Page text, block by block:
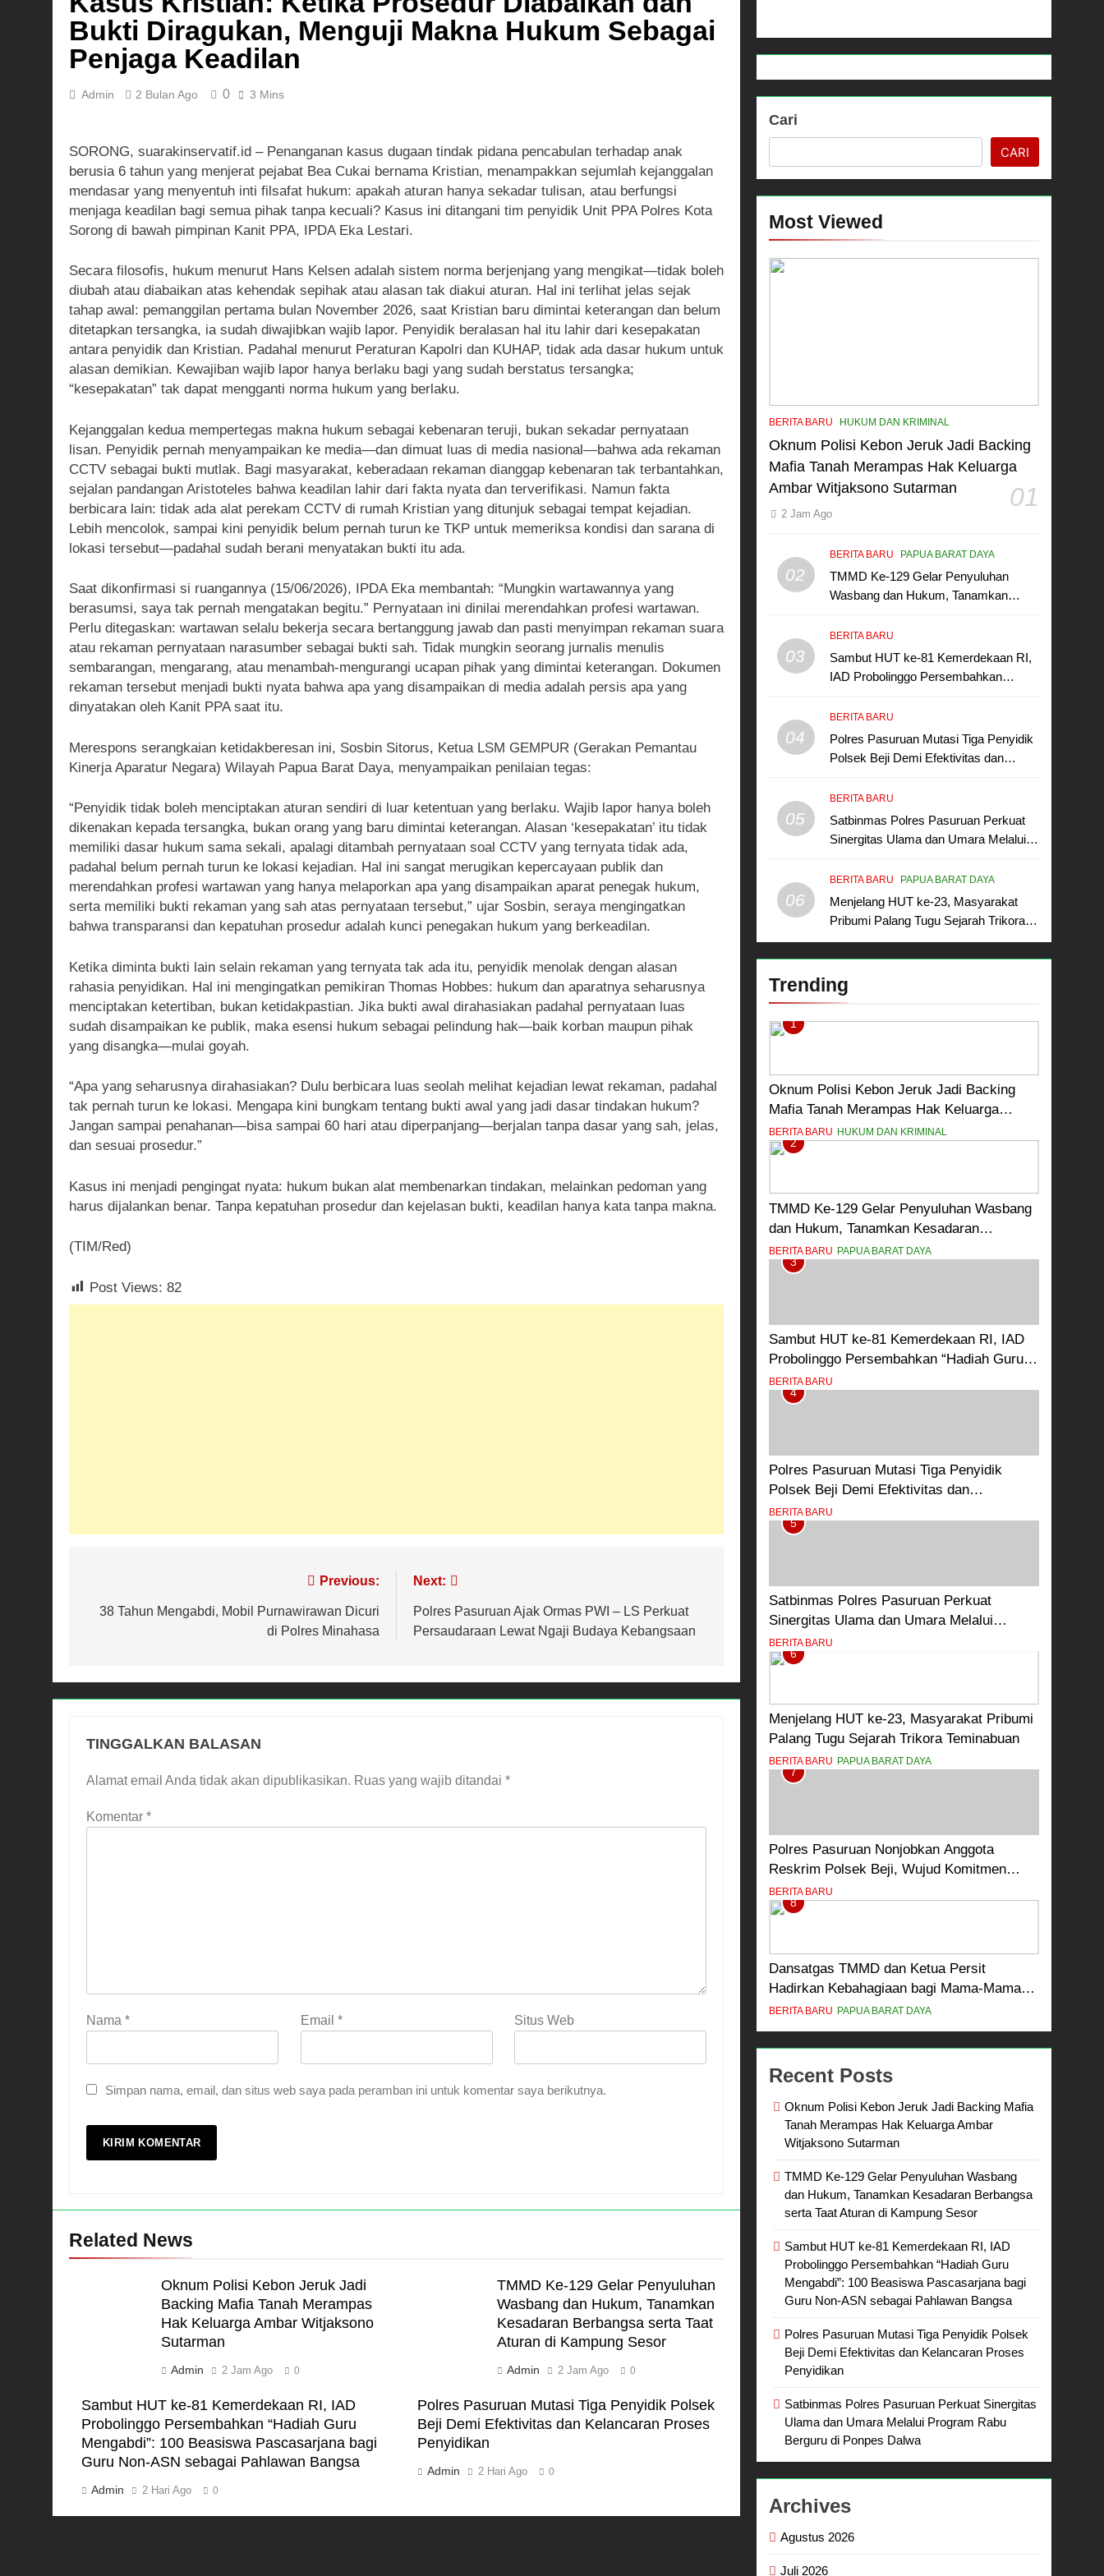
2 Hari Ago
Bukti Diragukan, Menguji Makna Hukum Sebagai
Penjaga Keadilan
Admin 2 Bulan Ago 0 3 Mins
SORONG, suarakinservatif.id – Penanganan kasus dugaan tindak pidana pencabulan terhadap anak
berusia 6 tahun yang menjerat pejabat Bea Cukai bernama Kristian, menampakkan sejumlah kejanggalan
mendasar yang menyentuh inti filsafat hukum: apakah aturan hanya sekadar tulisan, atau berfungsi
menjaga keadilan bagi semua pihak tanpa kecuali? Kasus ini ditangani tim penyidik Unit PPA Polres Kota
Sorong di bawah pimpinan Kanit PPA, IPDA Eka Lestari.
Secara filosofis, hukum menurut Hans Kelsen adalah sistem norma berjenjang yang mengikat—tidak boleh
diubah atau diabaikan atas kehendak sepihak atau alasan tak diakui aturan. Hal ini terlihat jelas sejak
tahap awal: pemanggilan pertama bulan November 2026, saat Kristian baru dimintai keterangan dan belum
ditetapkan tersangka, ia sudah diwajibkan wajib lapor. Penyidik beralasan hal itu lahir dari kesepakatan
antara penyidik dan Kristian. Padahal menurut Peraturan Kapolri dan KUHAP, tidak ada dasar hukum untuk
alasan demikian. Kewajiban wajib lapor hanya berlaku bagi yang sudah berstatus tersangka;
“kesepakatan” tak dapat mengganti norma hukum yang berlaku.
Kejanggalan kedua mempertegas makna hukum sebagai kebenaran teruji, bukan sekadar pernyataan
lisan. Penyidik pernah menyampaikan ke media—dan dimuat luas di media nasional—bahwa ada rekaman
CCTV sebagai bukti mutlak. Bagi masyarakat, keberadaan rekaman dianggap kebenaran tak terbantahkan,
sejalan pandangan Aristoteles bahwa keadilan lahir dari fakta nyata dan terverifikasi. Namun fakta
berbicara lain: tidak ada alat perekam CCTV di rumah Kristian yang ditunjuk sebagai tempat kejadian.
Lebih mencolok, sampai kini penyidik belum pernah turun ke TKP untuk memeriksa kondisi dan sarana di
lokasi tersebut—padahal sudah berani menyatakan bukti itu ada.
Saat dikonfirmasi si ruangannya (15/06/2026), IPDA Eka membantah: “Mungkin wartawannya yang
berasumsi, saya tak pernah mengatakan begitu.” Pernyataan ini dinilai merendahkan profesi wartawan.
Perlu ditegaskan: wartawan selalu bekerja secara bertanggung jawab dan pasti menyimpan rekaman suara
atau rekaman pernyataan narasumber sebagai bukti sah. Tidak mungkin seorang jurnalis menulis
sembarangan, mengarang, atau menambah‑mengurangi ucapan pihak yang dimintai keterangan. Dokumen
rekaman tersebut menjadi bukti nyata bahwa apa yang disampaikan di media adalah persis apa yang
dinyatakan oleh Kanit PPA saat itu.
Merespons serangkaian ketidakberesan ini, Sosbin Sitorus, Ketua LSM GEMPUR (Gerakan Pemantau
Kinerja Aparatur Negara) Wilayah Papua Barat Daya, menyampaikan penilaian tegas:
“Penyidik tidak boleh menciptakan aturan sendiri di luar ketentuan yang berlaku. Wajib lapor hanya boleh
dikenakan kepada tersangka, bukan orang yang baru dimintai keterangan. Alasan ‘kesepakatan’ itu tidak
memiliki dasar hukum sama sekali, apalagi ditambah pernyataan soal CCTV yang ternyata tidak ada,
padahal belum pernah turun ke lokasi kejadian. Hal ini sangat merugikan kepercayaan publik dan
merendahkan profesi wartawan yang hanya melaporkan apa yang disampaikan aparat penegak hukum,
serta memiliki bukti rekaman yang sah atas pernyataan tersebut,” ujar Sosbin, seraya mengingatkan
bahwa transparansi dan kepatuhan prosedur adalah kunci penegakan hukum yang berkeadilan.
Ketika diminta bukti lain selain rekaman yang ternyata tak ada itu, penyidik menolak dengan alasan
rahasia penyidikan. Hal ini mengingatkan pemikiran Thomas Hobbes: hukum dan aparatnya seharusnya
menciptakan ketertiban, bukan ketidakpastian. Jika bukti awal dirahasiakan padahal pernyataan luas
sudah disampaikan ke publik, maka esensi hukum sebagai pelindung hak—baik korban maupun pihak
yang disangka—mulai goyah.
“Apa yang seharusnya dirahasiakan? Dulu berbicara luas seolah melihat kejadian lewat rekaman, padahal
tak pernah turun ke lokasi. Mengapa kini bungkam tentang bukti awal yang jadi dasar tindakan hukum?
Jangan sampai penahanan—bisa sampai 60 hari atau diperpanjang—berjalan tanpa dasar yang sah, jelas,
dan sesuai prosedur.”
Kasus ini menjadi pengingat nyata: hukum bukan alat membenarkan tindakan, melainkan pedoman yang
harus dijalankan benar. Tanpa kepatuhan prosedur dan kejelasan bukti, keadilan hanya kata tanpa makna.
(TIM/Red)
Post Views: 82
pos
Previous:
38 Tahun Mengabdi, Mobil Purnawirawan Dicuri
di Polres Minahasa
Next:
Polres Pasuruan Ajak Ormas PWI – LS Perkuat
Persaudaraan Lewat Ngaji Budaya Kebangsaan
TINGGALKAN BALASAN
Alamat email Anda tidak akan dipublikasikan. Ruas yang wajib ditandai *
Komentar *
Nama * Email * Situs Web
Simpan nama, email, dan situs web saya pada peramban ini untuk komentar saya berikutnya.
Related News
Oknum Polisi Kebon Jeruk Jadi
Backing Mafia Tanah Merampas
Hak Keluarga Ambar Witjaksono
Sutarman
Admin 2 Jam Ago 0
TMMD Ke-129 Gelar Penyuluhan
Wasbang dan Hukum, Tanamkan
Kesadaran Berbangsa serta Taat
Aturan di Kampung Sesor
Admin 2 Jam Ago 0
Sambut HUT ke-81 Kemerdekaan RI, IAD
Probolinggo Persembahkan “Hadiah Guru
Mengabdi”: 100 Beasiswa Pascasarjana bagi
Guru Non-ASN sebagai Pahlawan Bangsa
Admin 2 Hari Ago 0
Polres Pasuruan Mutasi Tiga Penyidik Polsek
Beji Demi Efektivitas dan Kelancaran Proses
Penyidikan
Admin 2 Hari Ago 0
Cari
CARI
Most Viewed
BERITA BARU HUKUM DAN KRIMINAL
Oknum Polisi Kebon Jeruk Jadi Backing
Mafia Tanah Merampas Hak Keluarga
Ambar Witjaksono Sutarman
01
2 Jam Ago
02
BERITA BARU PAPUA BARAT DAYA
TMMD Ke-129 Gelar Penyuluhan
Wasbang dan Hukum, Tanamkan
Aturan di Kampung Sesor
03
BERITA BARU
Sambut HUT ke-81 Kemerdekaan RI,
IAD Probolinggo Persembahkan
Beasiswa Pascasarjana bagi Guru
Non-ASN sebagai Pahlawan Bangsa
04
BERITA BARU
Polres Pasuruan Mutasi Tiga Penyidik
Polsek Beji Demi Efektivitas dan
05
BERITA BARU
Satbinmas Polres Pasuruan Perkuat
Sinergitas Ulama dan Umara Melalui
Dalwa
06
BERITA BARU PAPUA BARAT DAYA
Menjelang HUT ke-23, Masyarakat
Pribumi Palang Tugu Sejarah Trikora
Teminabuan
Trending
1
Oknum Polisi Kebon Jeruk Jadi Backing
Mafia Tanah Merampas Hak Keluarga
Ambar Witjaksono Sutarman
BERITA BARU HUKUM DAN KRIMINAL
2
TMMD Ke-129 Gelar Penyuluhan Wasbang
dan Hukum, Tanamkan Kesadaran
Berbangsa serta Taat Aturan di Kampung
Sesor
BERITA BARU PAPUA BARAT DAYA
3
Sambut HUT ke-81 Kemerdekaan RI, IAD
Probolinggo Persembahkan “Hadiah Guru
Mengabdi”: 100 Beasiswa Pascasarjana
bagi Guru Non-ASN sebagai Pahlawan
BERITA BARU
4
Polres Pasuruan Mutasi Tiga Penyidik
Polsek Beji Demi Efektivitas dan
Kelancaran Proses Penyidikan
BERITA BARU
5
Satbinmas Polres Pasuruan Perkuat
Sinergitas Ulama dan Umara Melalui
Program Rabu Berguru di Ponpes Dalwa
BERITA BARU
6
Menjelang HUT ke-23, Masyarakat Pribumi
BERITA BARU PAPUA BARAT DAYA
7
Polres Pasuruan Nonjobkan Anggota
Reskrim Polsek Beji, Wujud Komitmen
Transparansi Penanganan Dugaan
Penganiayaan
BERITA BARU
8
Dansatgas TMMD dan Ketua Persit
Hadirkan Kebahagiaan bagi Mama-Mama
dan Anak-Anak Kampung Sesor
BERITA BARU PAPUA BARAT DAYA
Recent Posts
Oknum Polisi Kebon Jeruk Jadi Backing Mafia
Tanah Merampas Hak Keluarga Ambar
Witjaksono Sutarman
TMMD Ke-129 Gelar Penyuluhan Wasbang
dan Hukum, Tanamkan Kesadaran Berbangsa
serta Taat Aturan di Kampung Sesor
Sambut HUT ke-81 Kemerdekaan RI, IAD
Probolinggo Persembahkan “Hadiah Guru
Mengabdi”: 100 Beasiswa Pascasarjana bagi
Guru Non-ASN sebagai Pahlawan Bangsa
Polres Pasuruan Mutasi Tiga Penyidik Polsek
Beji Demi Efektivitas dan Kelancaran Proses
Penyidikan
Satbinmas Polres Pasuruan Perkuat Sinergitas
Ulama dan Umara Melalui Program Rabu
Berguru di Ponpes Dalwa
Archives
Agustus 2026
Juli 2026